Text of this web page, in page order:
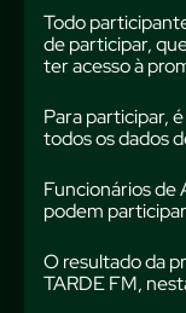
Todo
de participar,
ter acesso à
Para participar,
todos os dados
Funcionários de
podem
O resultado da
TARDE FM,